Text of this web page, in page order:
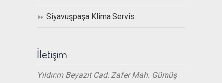
Siyavuşpaşa Klima Servis
İletişim
Yıldırım Beyazıt Cad. Zafer Mah. Gümüş